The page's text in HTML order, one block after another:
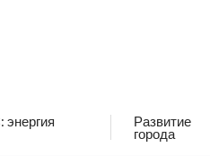
Развитие
города